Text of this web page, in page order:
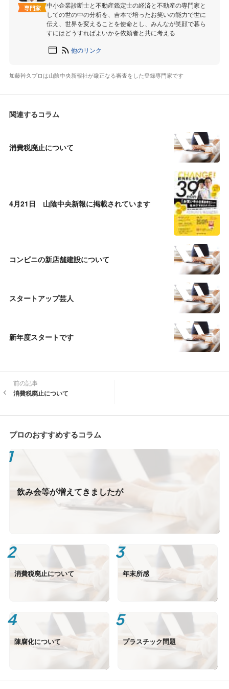
専門家
中小企業診断士と不動産鑑定士の経済と不動産の専門家と
しての世の中の分析を、吉本で培ったお笑いの能力で世に
伝え、世界を変えることを使命とし、みんなが笑顔で暮ら
すにはどうすればよいかを依頼者と共に考える
他のリンク
加藤幹久プロは山陰中央新報社が厳正なる審査をした登録専門家です
関連するコラム
消費税廃止について
4月21日 山陰中央新報に掲載されています
コンビニの新店舗建設について
スタートアップ芸人
新年度スタートです
前の記事
消費税廃止について
プロのおすすめするコラム
飲み会等が増えてきましたが
消費税廃止について 年末所感
陳腐化について プラスチック問題